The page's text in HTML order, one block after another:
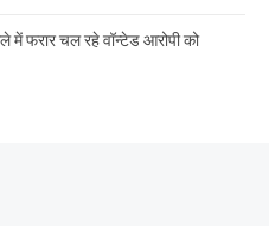
में फरार चल रहे वॉन्टेड आरोपी को